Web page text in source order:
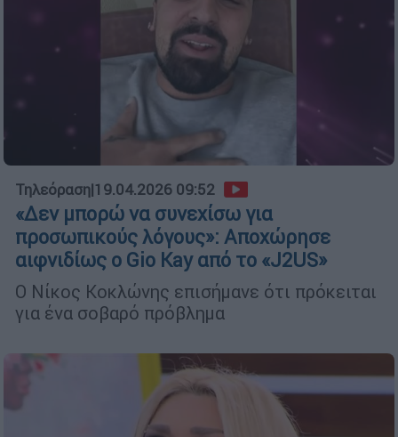
Τηλεόραση|19.04.2026 09:52
«Δεν μπορώ να συνεχίσω για
προσωπικούς λόγους»: Αποχώρησε
αιφνιδίως ο Gio Kay από το «J2US»
Ο Νίκος Κοκλώνης επισήμανε ότι πρόκειται
για ένα σοβαρό πρόβλημα